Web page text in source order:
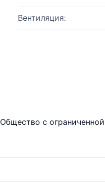
Вентиляция:
Общество с